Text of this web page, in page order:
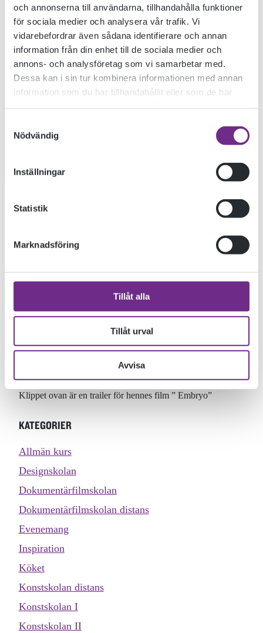
och annonserna till användarna, tillhandahålla funktioner
för sociala medier och analysera vår trafik. Vi
vidarebefordrar även sådana identifierare och annan
information från din enhet till de sociala medier och
annons- och analysföretag som vi samarbetar med.
Dessa kan i sin tur kombinera informationen med annan
information som du har tillhandahållit eller som de har
Nödvändig
Inställningar
Statistik
Marknadsföring
Tillåt alla
Tillåt urval
Avvisa
det dokumentära berättandet.
som gick på Dokumentärfilmskolan för några år sen.
uppmärksammade animerade dokumentärer. När hon gick på
Klippet ovan är en trailer för hennes film ” Embryo”
KATEGORIER
Allmän kurs
Designskolan
Dokumentärfilmskolan
Dokumentärfilmskolan distans
Evenemang
Inspiration
Köket
Konstskolan distans
Konstskolan I
Konstskolan II